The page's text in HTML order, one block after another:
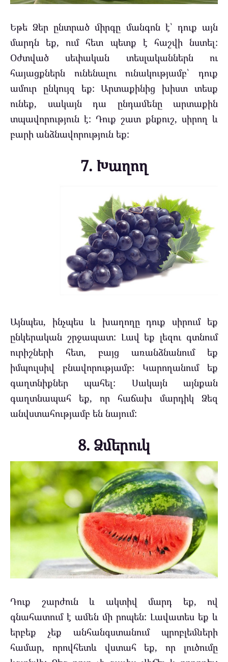
Եթե Ձեր ընտրած միրգը մանգոն է՝ դուք այն
մարդն եք, ում հետ պետք է հաշվի նստել:
Օժտված սեփական տեսլականներն ու
հայացքներն ունենալու ունակությամբ՝ դուք
ամուր ընկույզ եք: Արտաքինից խիստ տեսք
ունեք, սակայն դա ընդամենը արտաքին
տպավորություն է: Դուք շատ քնքուշ, սիրող և
բարի անձնավորություն եք:
7. Խաղող
Այնպես, ինչպես և խաղողը դուք սիրում եք
ընկերական շրջապատ: Լավ եք լեզու գտնում
ուրիշների հետ, բայց առանձնանում եք
իմպուլսիվ բնավորությամբ: Կարողանում եք
գաղտնիքներ պահել: Սակայն այնքան
գաղտնապահ եք, որ հաճախ մարդիկ Ձեզ
անվստահությամբ են նայում:
8. Ձմերուկ
Դուք շարժուն և ակտիվ մարդ եք, ով
գնահատում է ամեն մի րոպեն: Լավատես եք և
երբեք չեք անհանգստանում պրոբլեմների
համար, որովհետև վստահ եք, որ լուծումը